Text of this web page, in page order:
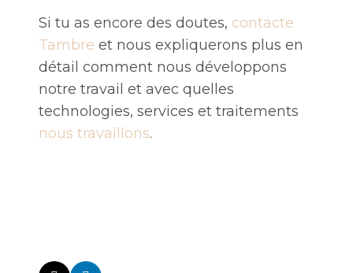
Si tu as encore des doutes, contacte
Tambre et nous expliquerons plus en
détail comment nous développons
notre travail et avec quelles
technologies, services et traitements
nous travaillons.